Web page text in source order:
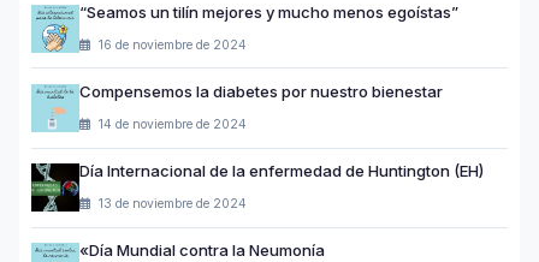
“Seamos un tilín mejores y mucho menos egoístas”
16 de noviembre de 2024
Compensemos la diabetes por nuestro bienestar
14 de noviembre de 2024
Día Internacional de la enfermedad de Huntington (EH)
13 de noviembre de 2024
«Día Mundial contra la Neumonía